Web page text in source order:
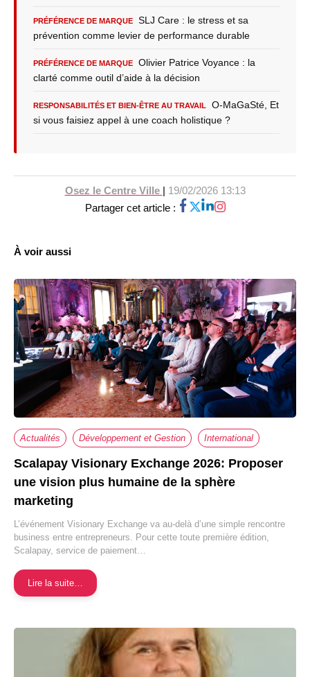
PRÉFÉRENCE DE MARQUE
SLJ Care : le stress et sa
prévention comme levier de performance durable
PRÉFÉRENCE DE MARQUE
Olivier Patrice Voyance : la
clarté comme outil d’aide à la décision
RESPONSABILITÉS ET BIEN-ÊTRE AU TRAVAIL
O-MaGaSté, Et
si vous faisiez appel à une coach holistique ?
Osez le Centre Ville | 19/02/2026 13:13
Partager cet article :
À voir aussi
Actualités Développement et Gestion International
Scalapay Visionary Exchange 2026: Proposer
une vision plus humaine de la sphère
marketing
L’événement Visionary Exchange va au-delà d’une simple rencontre
business entre entrepreneurs. Pour cette toute première édition,
Scalapay, service de paiement…
Lire la suite…